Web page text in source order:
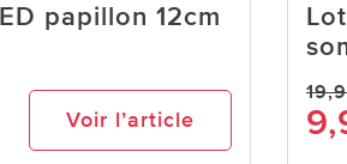
papillon 12cm
Voir l’article